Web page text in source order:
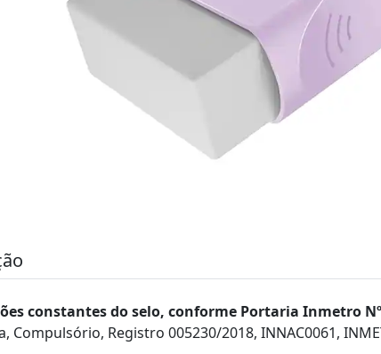
constantes do selo, conforme Portaria Inmetro
Compulsório, Registro 005230/2018, INNAC0061,